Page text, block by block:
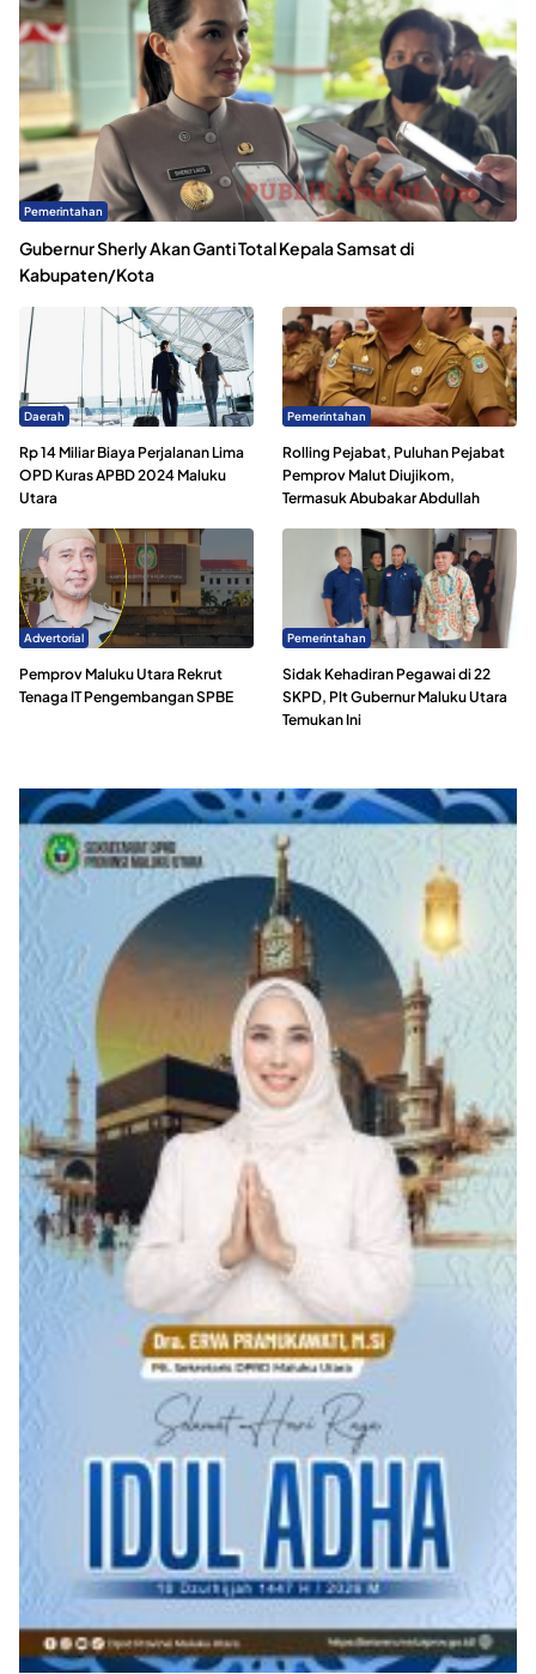
Pemerintahan
Gubernur Sherly Akan Ganti Total Kepala Samsat di
Kabupaten/Kota
Daerah
Rp 14 Miliar Biaya Perjalanan Lima
OPD Kuras APBD 2024 Maluku
Utara
Pemerintahan
Rolling Pejabat, Puluhan Pejabat
Pemprov Malut Diujikom,
Termasuk Abubakar Abdullah
Advertorial
Pemprov Maluku Utara Rekrut
Tenaga IT Pengembangan SPBE
Pemerintahan
Sidak Kehadiran Pegawai di 22
SKPD, Plt Gubernur Maluku Utara
Temukan Ini